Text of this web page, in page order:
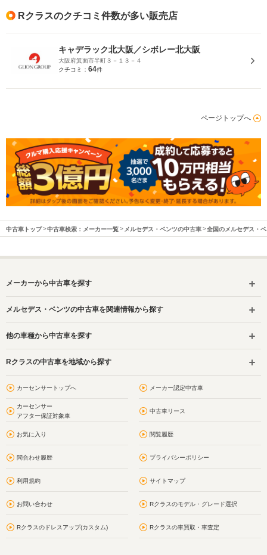
Rクラスのクチコミ件数が多い販売店
キャデラック北大阪／シボレー北大阪
大阪府箕面市半町３－１３－４
クチコミ： 64件
ページトップへ
中古車トップ 中古車検索：メーカー一覧 メルセデス・ベンツの中古車 全国のメルセデス・
メーカーから中古車を探す
メルセデス・ベンツの中古車を関連情報から探す
他の車種から中古車を探す
Rクラスの中古車を地域から探す
カーセンサートップへ メーカー認定中古車
カーセンサー
アフター保証対象車
中古車リース
お気に入り 閲覧履歴
問合わせ履歴 プライバシーポリシー
利用規約 サイトマップ
お問い合わせ Rクラスのモデル・グレード選択
Rクラスのドレスアップ(カスタム) Rクラスの車買取・車査定